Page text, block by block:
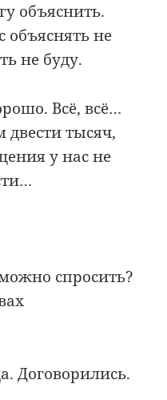
объяснить.
объяснять не
не буду.
Всё, всё…
тысяч,
у нас не
спросить?
Договорились.